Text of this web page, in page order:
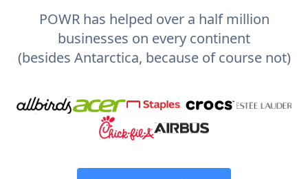
POWR has helped over a half million
businesses on every continent
(besides Antarctica, because of course not)